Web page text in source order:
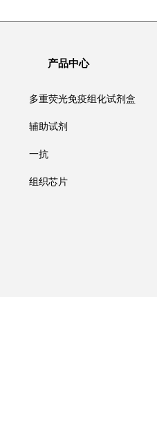
产品中心
多重荧光免疫组化试剂盒
辅助试剂
一抗
组织芯片